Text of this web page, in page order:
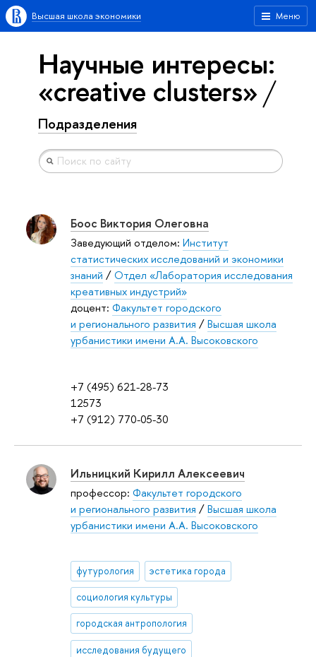
Меню
Высшая школа экономики
Научные интересы:
«creative clusters»
Подразделения
+7 (495) 621-28-73
12573
+7 (912) 770-05-30
Боос Виктория Олеговна
Заведующий отделом: Институт
статистических исследований и экономики
знаний /Отдел «Лаборатория исследования
креативных индустрий»
доцент: Факультет городского
и регионального развития /Высшая школа
урбанистики имени А.А. Высоковского
Ильницкий Кирилл Алексеевич
профессор: Факультет городского
и регионального развития /Высшая школа
урбанистики имени А.А. Высоковского
футурология эстетика города
социология культуры
городская антропология
исследования будущего